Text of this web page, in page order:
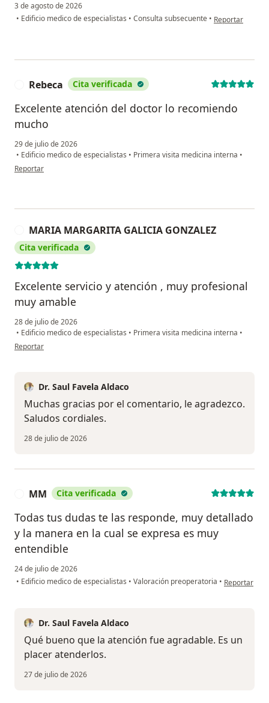
3 de agosto de 2026
• Edificio medico de especialistas • Consulta subsecuente • en opinión del
Reportar
Rebeca Cita verificada
Excelente atención del doctor lo recomiendo
mucho
29 de julio de 2026
• Edificio medico de especialistas • Primera visita medicina interna •
en opinión del usuario Rebeca
Reportar
MARIA MARGARITA GALICIA GONZALEZ
Cita verificada
Excelente servicio y atención , muy profesional
muy amable
28 de julio de 2026
• Edificio medico de especialistas • Primera visita medicina interna •
en opinión del usuario MARIA MARGARITA GALICIA GONZALEZ
Reportar
Dr. Saul Favela Aldaco
Muchas gracias por el comentario, le agradezco.
Saludos cordiales.
28 de julio de 2026
MM Cita verificada
Todas tus dudas te las responde, muy detallado
y la manera en la cual se expresa es muy
entendible
24 de julio de 2026
• Edificio medico de especialistas • Valoración preoperatoria • en opinión
Reportar
Dr. Saul Favela Aldaco
Qué bueno que la atención fue agradable. Es un
placer atenderlos.
27 de julio de 2026